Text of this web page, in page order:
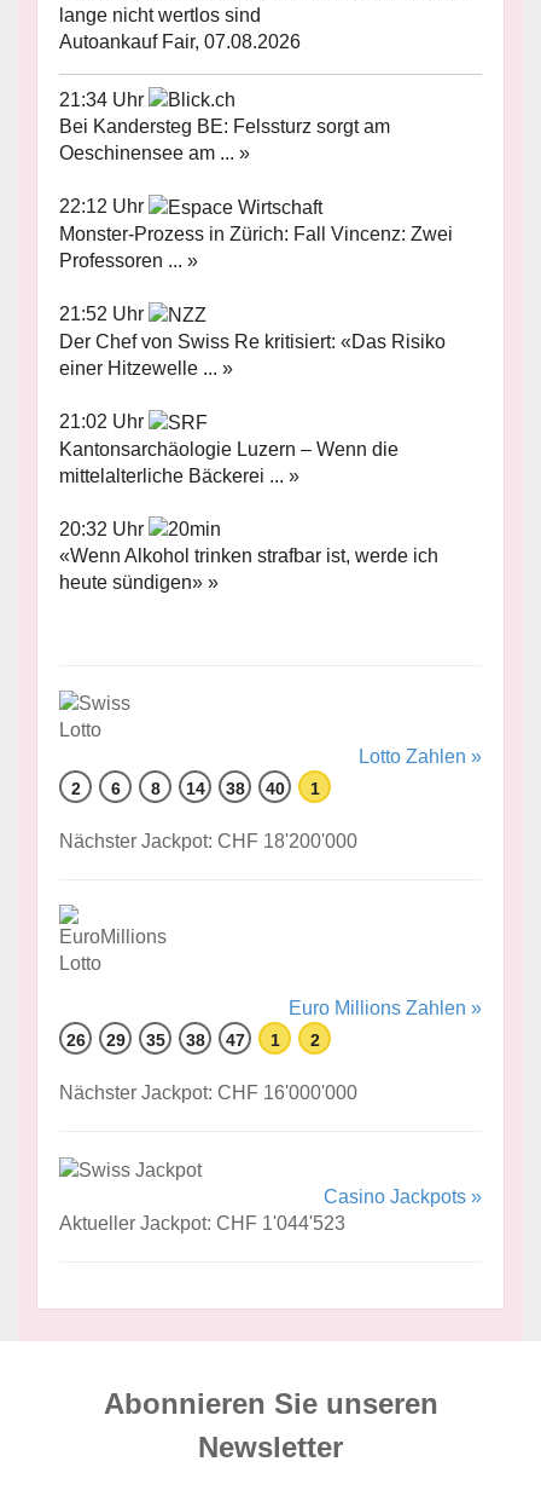
lange nicht wertlos sind
Autoankauf Fair, 07.08.2026
21:34 Uhr
Bei Kandersteg BE: Felssturz sorgt am
Oeschinensee am ... »
22:12 Uhr
Monster-Prozess in Zürich: Fall Vincenz: Zwei
Professoren ... »
21:52 Uhr
Der Chef von Swiss Re kritisiert: «Das Risiko
einer Hitzewelle ... »
21:02 Uhr
Kantonsarchäologie Luzern – Wenn die
mittelalterliche Bäckerei ... »
20:32 Uhr
«Wenn Alkohol trinken strafbar ist, werde ich
heute sündigen» »
Lotto Zahlen »
2 6 8 14 38 40 1
Nächster Jackpot: CHF 18'200'000
Euro Millions Zahlen »
26 29 35 38 47 1 2
Nächster Jackpot: CHF 16'000'000
Casino Jackpots »
Aktueller Jackpot: CHF 1'044'523
Abonnieren Sie unseren
News­letter